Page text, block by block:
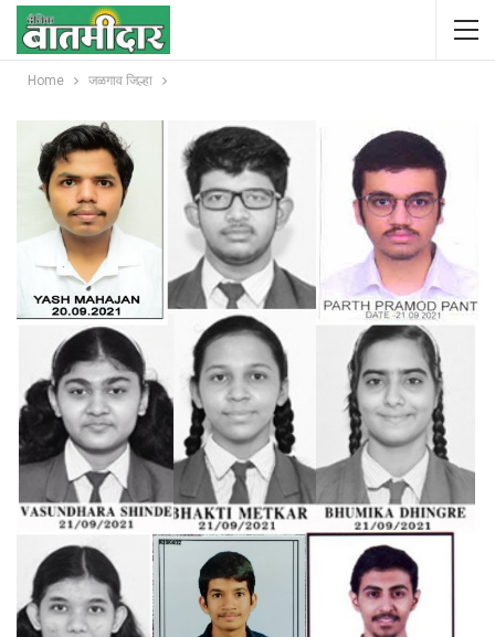
Home जळगाव जिल्हा